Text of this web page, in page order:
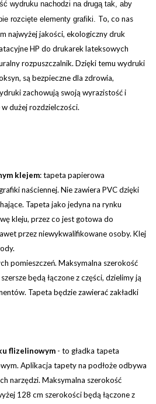
wydruku nachodzi na drugą tak, aby
rozcięte elementy grafiki. To, co nas
najwyżej jakości, ekologiczny druk
HP do drukarek lateksowych
rozpuszczalnik. Dzięki temu wydruki
są bezpieczne dla zdrowia,
zachowują swoją wyrazistość i
dużej rozdzielczości.
klejem:tapeta papierowa
naściennej. Nie zawiera PVC dzięki
Tapeta jako jedyna na rynku
kleju, przez co jest gotowa do
przez niewykwalifikowane osoby. Klej
pomieszczeń. Maksymalna szerokość
będą łączone z części, dzielimy ją
Tapeta będzie zawierać zakładki
flizelinowym - to gładka tapeta
Aplikacja tapety na podłoże odbywa
narzędzi.Maksymalna szerokość
128 cm szerokości będą łączone z